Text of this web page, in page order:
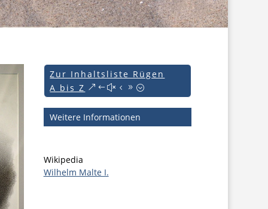
Zur Inhaltsliste Rügen
A bis Z
Weitere Informationen
Wikipedia
Wilhelm Malte I.